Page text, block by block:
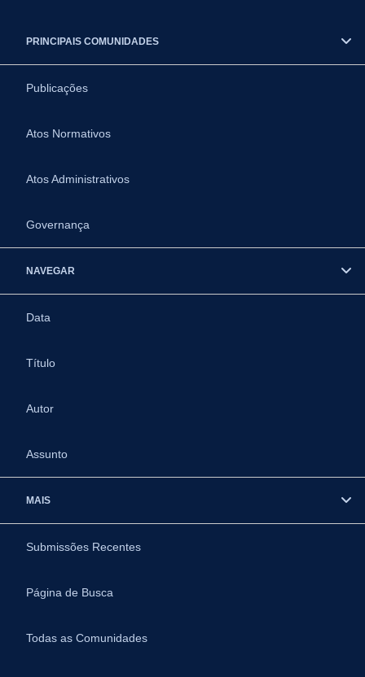
PRINCIPAIS COMUNIDADES
Publicações
Atos Normativos
Atos Administrativos
Governança
NAVEGAR
Data
Título
Autor
Assunto
MAIS
Submissões Recentes
Página de Busca
Todas as Comunidades